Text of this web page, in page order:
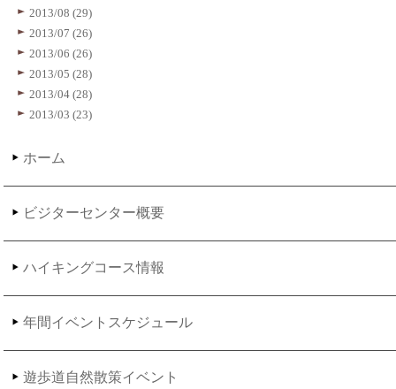
2013/08 (29)
2013/07 (26)
2013/06 (26)
2013/05 (28)
2013/04 (28)
2013/03 (23)
ホーム
ビジターセンター概要
ハイキングコース情報
年間イベントスケジュール
遊歩道自然散策イベント